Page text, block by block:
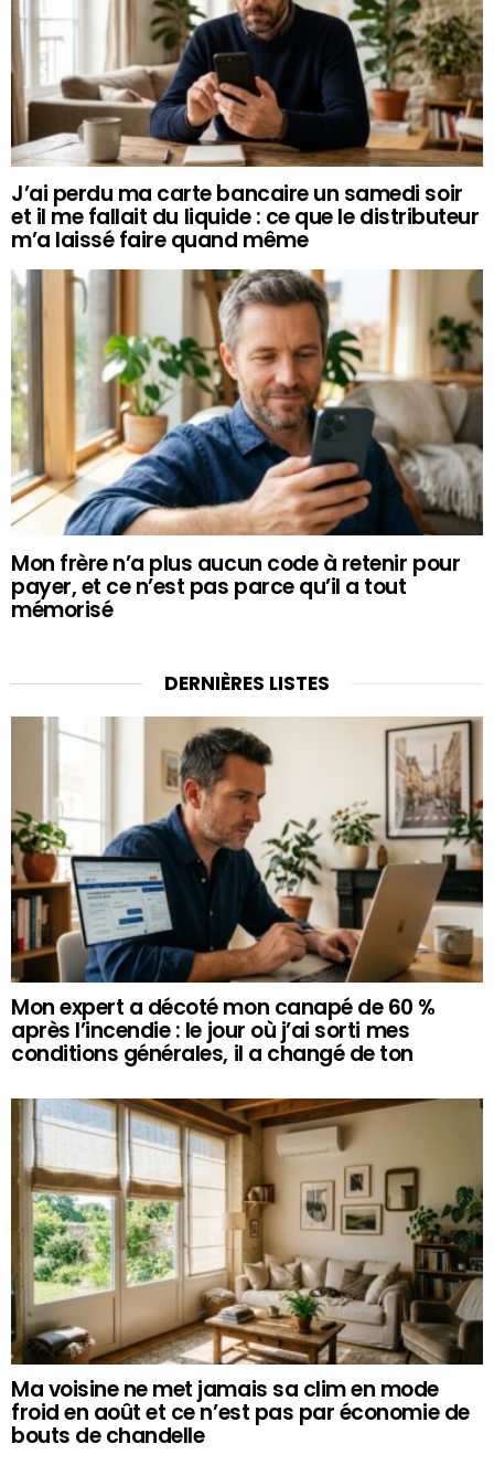
J’ai perdu ma carte bancaire un samedi soir
et il me fallait du liquide : ce que le distributeur
m’a laissé faire quand même
Mon frère n’a plus aucun code à retenir pour
payer, et ce n’est pas parce qu’il a tout
mémorisé
DERNIÈRES LISTES
Mon expert a décoté mon canapé de 60 %
après l’incendie : le jour où j’ai sorti mes
conditions générales, il a changé de ton
Ma voisine ne met jamais sa clim en mode
froid en août et ce n’est pas par économie de
bouts de chandelle